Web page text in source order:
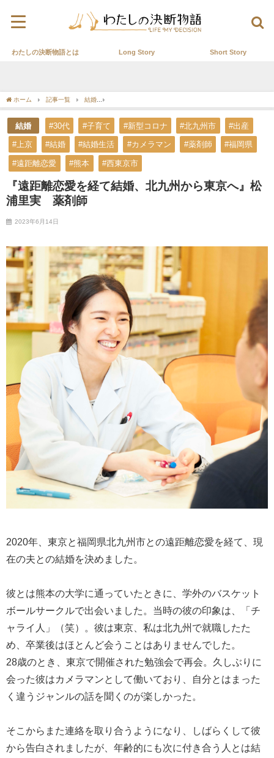
わたしの決断物語とは Long Story Short Story
ホーム 記事一覧 結婚
結婚 #30代 #子育て #新型コロナ #北九州市 #出産
#上京 #結婚 #結婚生活 #カメラマン #薬剤師 #福岡県
#遠距離恋愛 #熊本 #西東京市
『遠距離恋愛を経て結婚、北九州から東京へ』松
浦里実 薬剤師
2023年6月14日
2020年、東京と福岡県北九州市との遠距離恋愛を経て、現
在の夫との結婚を決めました。
彼とは熊本の大学に通っていたときに、学外のバスケット
ボールサークルで出会いました。当時の彼の印象は、「チ
ャライ人」（笑）。彼は東京、私は北九州で就職したた
め、卒業後はほとんど会うことはありませんでした。
28歳のとき、東京で開催された勉強会で再会。久しぶりに
会った彼はカメラマンとして働いており、自分とはまった
く違うジャンルの話を聞くのが楽しかった。
そこからまた連絡を取り合うようになり、しばらくして彼
から告白されましたが、年齢的にも次に付き合う人とは結